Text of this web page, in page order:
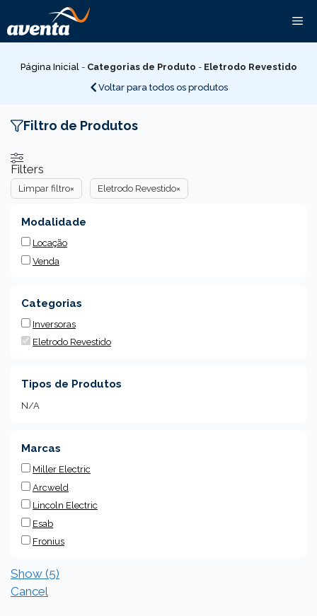
para
o
conteúdo
Página Inicial- Categorias de Produto - Eletrodo Revestido
Voltar para todos os produtos
Filtro de Produtos
Filters
Limpar filtro× Eletrodo Revestido×
Modalidade
Locação
Venda
Categorias
Inversoras
Eletrodo Revestido
Tipos de Produtos
N/A
Marcas
Miller Electric
Arcweld
Lincoln Electric
Esab
Fronius
Show (5)
Cancel